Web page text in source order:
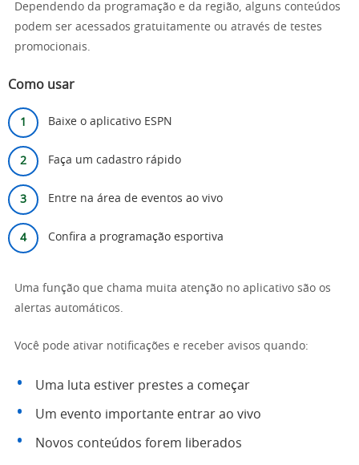
Dependendo da programação e da região, alguns conteúdos
podem ser acessados gratuitamente ou através de testes
promocionais.
Como usar
Baixe o aplicativo ESPN
Faça um cadastro rápido
Entre na área de eventos ao vivo
Confira a programação esportiva
Uma função que chama muita atenção no aplicativo são os
alertas automáticos.
Você pode ativar notificações e receber avisos quando:
Uma luta estiver prestes a começar
Um evento importante entrar ao vivo
Novos conteúdos forem liberados